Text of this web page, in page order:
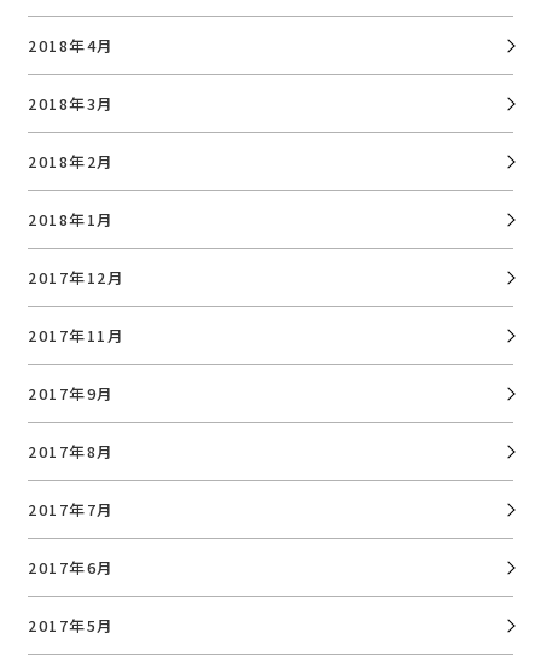
2018年4月
2018年3月
2018年2月
2018年1月
2017年12月
2017年11月
2017年9月
2017年8月
2017年7月
2017年6月
2017年5月